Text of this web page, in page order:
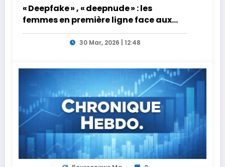
« Deepfake » , « deepnude » : les
femmes en première ligne face aux
dangers de l’intelligence artificielle
30 Mar, 2026 | 12:48